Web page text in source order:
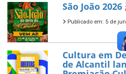
São João 2026
Publicado em: 5 de
Cultura em
de Alcantil